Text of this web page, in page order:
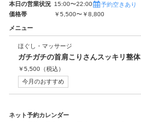
本日の営業状況 15:00〜22:00
予約空きあり
価格帯
￥5,500〜￥8,800
メニュー
ほぐし・マッサージ
ガチガチの首肩こりさんスッキリ整体
￥5,500 （税込）
今月のおすすめ
ネット予約カレンダー